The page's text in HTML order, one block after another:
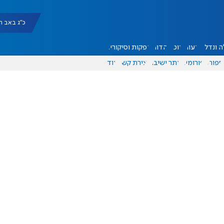
כ"ג באב תשפ"ו
ונדל"ן דעות אוכל יהדות הפקות וסיקורים
ספורט פורומים אתר ישיבה יצירת קשר עוד